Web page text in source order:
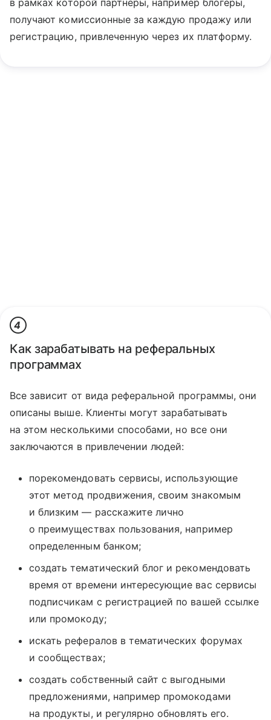
в рамках которой партнеры, например блогеры,
получают комиссионные за каждую продажу или
регистрацию, привлеченную через их платформу.
4
Как зарабатывать на реферальных
программах
Все зависит от вида реферальной программы, они
описаны выше. Клиенты могут зарабатывать
на этом несколькими способами, но все они
заключаются в привлечении людей:
порекомендовать сервисы, использующие
этот метод продвижения, своим знакомым
и близким — расскажите лично
о преимуществах пользования, например
определенным банком;
создать тематический блог и рекомендовать
время от времени интересующие вас сервисы
подписчикам с регистрацией по вашей ссылке
или промокоду;
искать рефералов в тематических форумах
и сообществах;
создать собственный сайт с выгодными
предложениями, например промокодами
на продукты, и регулярно обновлять его.